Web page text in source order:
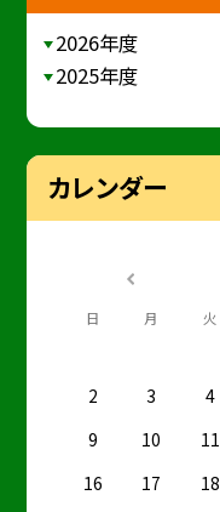
2026年度
2025年度
カレンダー
日 月 火
2
3 4
9
10 11
16
17 18